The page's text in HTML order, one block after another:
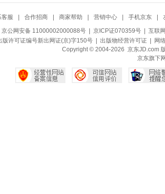
客服 合作招商 商家帮助 营销中心 手机京东
京公网安备 11000002000088号 | 京ICP证070359号 | 互联
版许可证编号新出网证(京)字150号 | 出版物经营许可证| 网
Copyright © 2004-2026 京东JD.com
京东旗下